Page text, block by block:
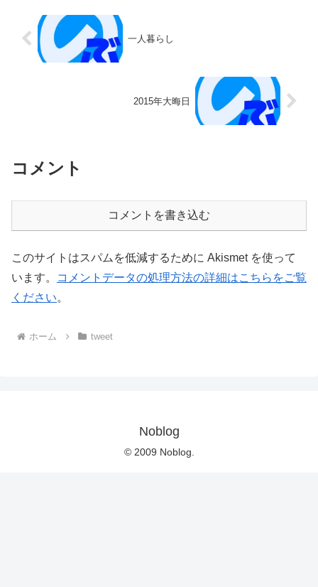
一人暮らし
2015年大晦日
コメント
コメントを書き込む
このサイトはスパムを低減するために Akismet を使って
います。
コメントデータの処理方法の詳細はこちらをご覧
ください。
ホーム tweet
Noblog
© 2009 Noblog.